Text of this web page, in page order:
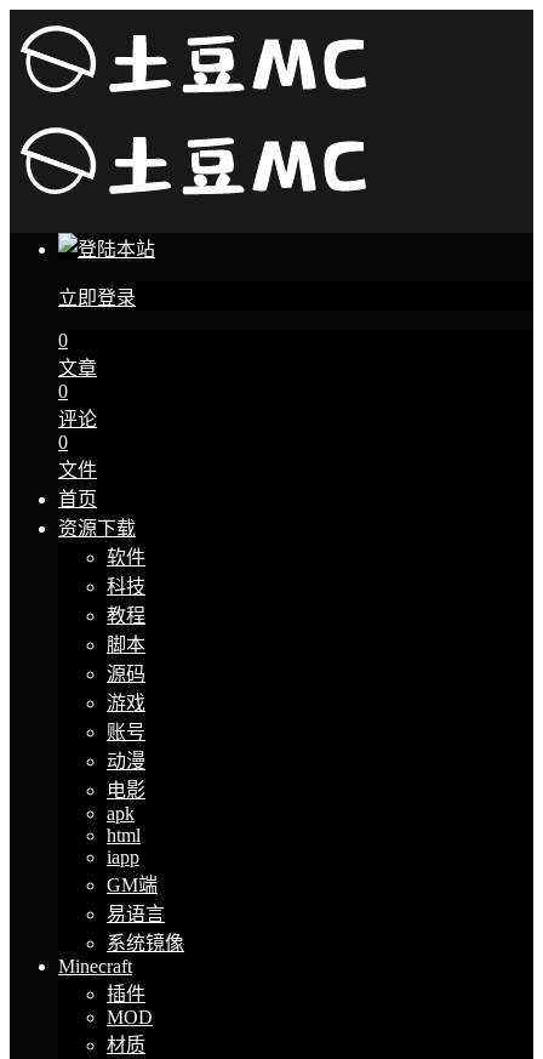
立即登录
0
文章
0
评论
0
文件
首页
资源下载
软件
科技
教程
脚本
源码
游戏
账号
动漫
电影
apk
html
iapp
GM端
易语言
系统镜像
Minecraft
插件
MOD
材质